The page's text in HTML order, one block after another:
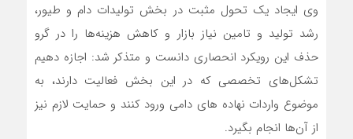
وی ایجاد یک تحول مثبت در بخش تولیدات دام و طیور،
رشد تولید و تامین نیاز بازار و کاهش هزینه‌ها را در گرو
حذف این رویکرد انحصاری دانست و متذکر شد: اجازه دهیم
تشکل‌های تخصصی که در این بخش فعالیت دارند، به
موضوع واردات نهاده های دامی ورود کنند و حمایت لازم نیز
از آن‌ها انجام بگیرد.